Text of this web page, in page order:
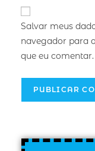
Salvar meus
navegador para
que eu comentar.